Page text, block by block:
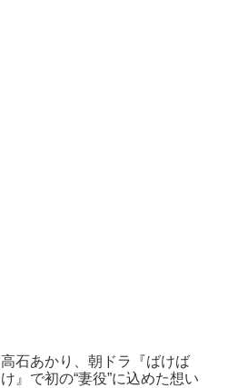
高石あかり、朝ドラ『ばけば
け』で初の“妻役”に込めた想い